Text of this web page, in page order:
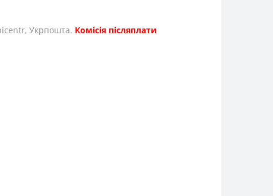
Укрпошта. Комісія післяплати